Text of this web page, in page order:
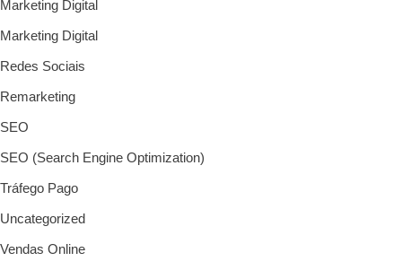
Marketing Digital
Marketing Digital
Redes Sociais
Remarketing
SEO
SEO (Search Engine Optimization)
Tráfego Pago
Uncategorized
Vendas Online